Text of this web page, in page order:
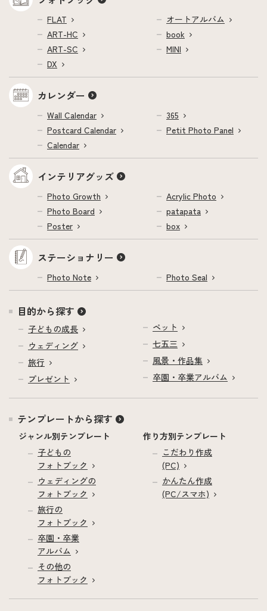
FLAT
ART-HC
ART-SC
DX
オートアルバム
book
MINI
カレンダー
Wall Calendar
Postcard Calendar
Calendar
365
Petit Photo Panel
インテリアグッズ
Photo Growth
Photo Board
Poster
Acrylic Photo
patapata
box
ステーショナリー
Photo Note Photo Seal
目的から探す
子どもの成長
ウェディング
旅行
プレゼント
ペット
七五三
風景・作品集
卒園・卒業アルバム
テンプレートから探す
ジャンル別テンプレート
子どもの
フォトブック
ウェディングの
フォトブック
旅行の
フォトブック
卒園・卒業
アルバム
その他の
フォトブック
作り方別テンプレート
こだわり作成
(PC)
かんたん作成
(PC/スマホ)